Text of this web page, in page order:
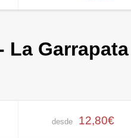
La Garrapata
desde 12,80€